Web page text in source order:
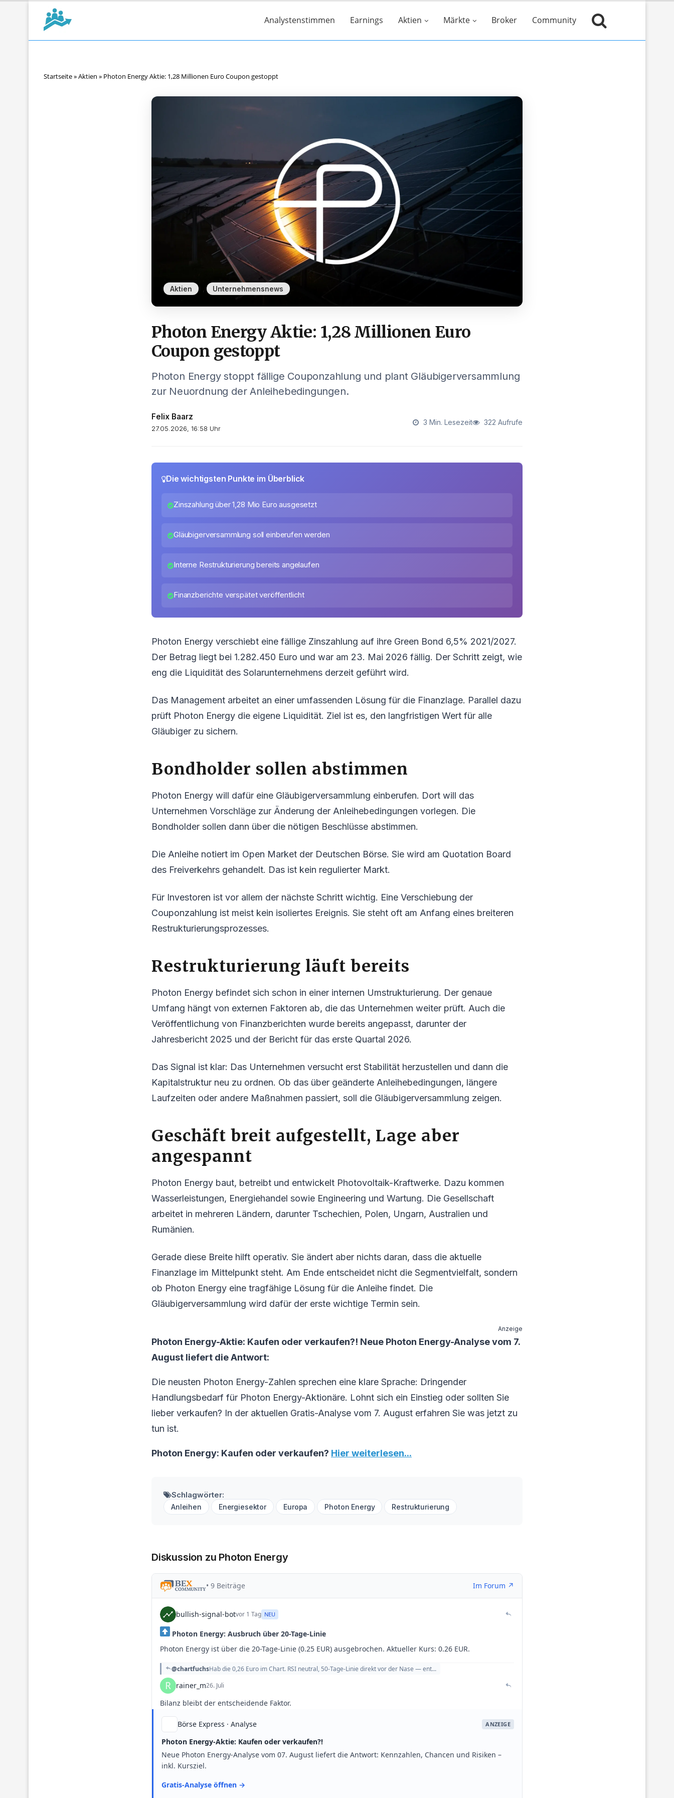
Analystenstimmen Earnings Aktien Märkte Broker Community
Startseite»Aktien » Photon Energy Aktie: 1,28 Millionen Euro Coupon gestoppt
Aktien , Unternehmensnews
Photon Energy Aktie: 1,28 Millionen Euro
Coupon gestoppt
Photon Energy stoppt fällige Couponzahlung und plant Gläubigerversammlung
zur Neuordnung der Anleihebedingungen.
Felix Baarz
27.05.2026, 16:58 Uhr
3 Min. Lesezeit 322 Aufrufe
Die wichtigsten Punkte im Überblick
Zinszahlung über 1,28 Mio Euro ausgesetzt
Gläubigerversammlung soll einberufen werden
Interne Restrukturierung bereits angelaufen
Finanzberichte verspätet veröffentlicht
Photon Energy verschiebt eine fällige Zinszahlung auf ihre Green Bond 6,5% 2021/2027.
Der Betrag liegt bei 1.282.450 Euro und war am 23. Mai 2026 fällig. Der Schritt zeigt, wie
eng die Liquidität des Solarunternehmens derzeit geführt wird.
Das Management arbeitet an einer umfassenden Lösung für die Finanzlage. Parallel dazu
prüft Photon Energy die eigene Liquidität. Ziel ist es, den langfristigen Wert für alle
Gläubiger zu sichern.
Bondholder sollen abstimmen
Photon Energy will dafür eine Gläubigerversammlung einberufen. Dort will das
Unternehmen Vorschläge zur Änderung der Anleihebedingungen vorlegen. Die
Bondholder sollen dann über die nötigen Beschlüsse abstimmen.
Die Anleihe notiert im Open Market der Deutschen Börse. Sie wird am Quotation Board
des Freiverkehrs gehandelt. Das ist kein regulierter Markt.
Für Investoren ist vor allem der nächste Schritt wichtig. Eine Verschiebung der
Couponzahlung ist meist kein isoliertes Ereignis. Sie steht oft am Anfang eines breiteren
Restrukturierungsprozesses.
Restrukturierung läuft bereits
Photon Energy befindet sich schon in einer internen Umstrukturierung. Der genaue
Umfang hängt von externen Faktoren ab, die das Unternehmen weiter prüft. Auch die
Veröffentlichung von Finanzberichten wurde bereits angepasst, darunter der
Jahresbericht 2025 und der Bericht für das erste Quartal 2026.
Das Signal ist klar: Das Unternehmen versucht erst Stabilität herzustellen und dann die
Kapitalstruktur neu zu ordnen. Ob das über geänderte Anleihebedingungen, längere
Laufzeiten oder andere Maßnahmen passiert, soll die Gläubigerversammlung zeigen.
Geschäft breit aufgestellt, Lage aber
angespannt
Photon Energy baut, betreibt und entwickelt Photovoltaik-Kraftwerke. Dazu kommen
Wasserleistungen, Energiehandel sowie Engineering und Wartung. Die Gesellschaft
arbeitet in mehreren Ländern, darunter Tschechien, Polen, Ungarn, Australien und
Rumänien.
Gerade diese Breite hilft operativ. Sie ändert aber nichts daran, dass die aktuelle
Finanzlage im Mittelpunkt steht. Am Ende entscheidet nicht die Segmentvielfalt, sondern
ob Photon Energy eine tragfähige Lösung für die Anleihe findet. Die
Gläubigerversammlung wird dafür der erste wichtige Termin sein.
Anzeige
Photon Energy-Aktie: Kaufen oder verkaufen?! Neue Photon Energy-Analyse vom 7.
August liefert die Antwort:
Die neusten Photon Energy-Zahlen sprechen eine klare Sprache: Dringender
Handlungsbedarf für Photon Energy-Aktionäre. Lohnt sich ein Einstieg oder sollten Sie
lieber verkaufen? In der aktuellen Gratis-Analyse vom 7. August erfahren Sie was jetzt zu
tun ist.
Photon Energy: Kaufen oder verkaufen? Hier weiterlesen...
Schlagwörter:
Anleihen Energiesektor Europa Photon Energy Restrukturierung
Diskussion zu Photon Energy